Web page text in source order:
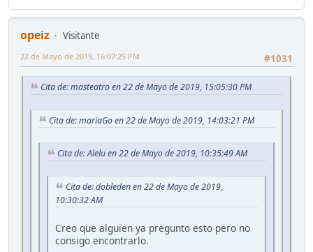
opeiz
Visitante
#1031
22 de Mayo de 2019, 16:07:25 PM
Cita de: masteatro en 22 de Mayo de 2019, 15:05:30 PM
Cita de: mariaGo en 22 de Mayo de 2019, 14:03:21 PM
Cita de: Alelu en 22 de Mayo de 2019, 10:35:49 AM
Cita de: dobleden en 22 de Mayo de 2019,
10:30:32 AM
Creo que alguien ya pregunto esto pero no
consigo encontrarlo.